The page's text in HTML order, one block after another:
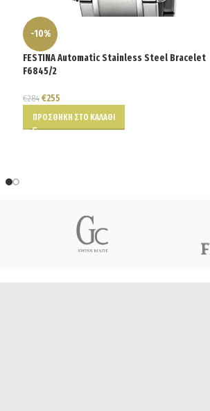
-10%
FESTINA Automatic Stainless Steel Bracelet
F6845/2
€284 €255
ΠΡΟΣΘΉΚΗ ΣΤΟ ΚΑΛΆΘΙ